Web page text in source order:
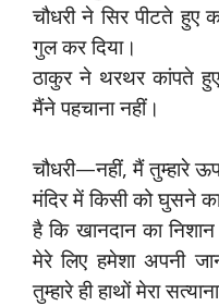
चौधरी ने सिर पीटते हुए
गुल कर दिया।
ठाकुर ने थरथर कांपते
मैंने पहचाना नहीं।
चौधरी—नहीं, मैं तुम्हारे
मंदिर में किसी को घुसने
है कि खानदान का
मेरे लिए हमेशा अपनी
तुम्हारे ही हाथों मेरा